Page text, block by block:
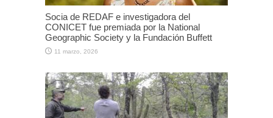
Socia de REDAF e investigadora del
CONICET fue premiada por la National
Geographic Society y la Fundación Buffett
11 marzo, 2026